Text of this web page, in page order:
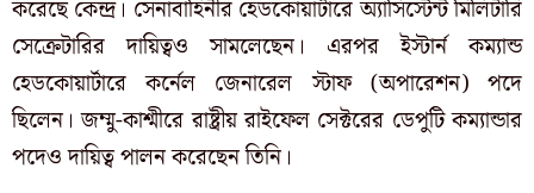
করেছে কেন্দ্র। সেনাবাহিনীর হেডকোয়ার্টারে অ্যাসিস্টেন্ট মিলিটারি
সেক্রেটারির দায়িত্বও সামলেছেন। এরপর ইস্টার্ন কম্যান্ড
হেডকোয়ার্টারে কর্নেল জেনারেল স্টাফ (অপারেশন) পদে
ছিলেন। জম্মু-কাশ্মীরে রাষ্ট্রীয় রাইফেল সেক্টরের ডেপুটি কম্যান্ডার
পদেও দায়িত্ব পালন করেছেন তিনি।